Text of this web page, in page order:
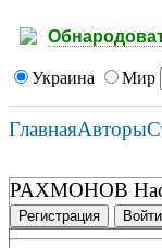
Украина Мир
ГлавнаяАвторы
РАХМОНОВ
Регистрация Войти